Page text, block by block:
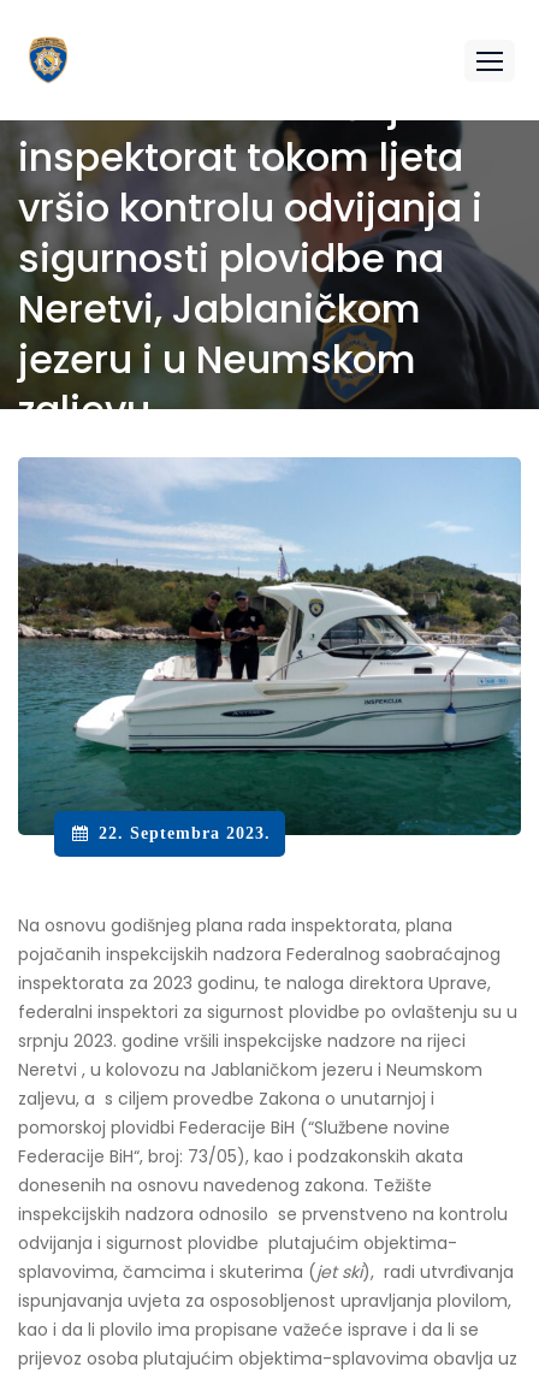
Federalni saobraćajni
inspektorat tokom ljeta
vršio kontrolu odvijanja i
sigurnosti plovidbe na
Neretvi, Jablaničkom
jezeru i u Neumskom
zaljevu
22. Septembra 2023.
Na osnovu godišnjeg plana rada inspektorata, plana
pojačanih inspekcijskih nadzora Federalnog saobraćajnog
inspektorata za 2023 godinu, te naloga direktora Uprave,
federalni inspektori za sigurnost plovidbe po ovlaštenju su u
srpnju 2023. godine vršili inspekcijske nadzore na rijeci
Neretvi , u kolovozu na Jablaničkom jezeru i Neumskom
zaljevu, a s ciljem provedbe Zakona o unutarnjoj i
pomorskoj plovidbi Federacije BiH (“Službene novine
Federacije BiH“, broj: 73/05), kao i podzakonskih akata
donesenih na osnovu navedenog zakona. Težište
inspekcijskih nadzora odnosilo se prvenstveno na kontrolu
odvijanja i sigurnost plovidbe plutajućim objektima-
splavovima, čamcima i skuterima (jet ski), radi utvrđivanja
ispunjavanja uvjeta za osposobljenost upravljanja plovilom,
kao i da li plovilo ima propisane važeće isprave i da li se
prijevoz osoba plutajućim objektima-splavovima obavlja uz